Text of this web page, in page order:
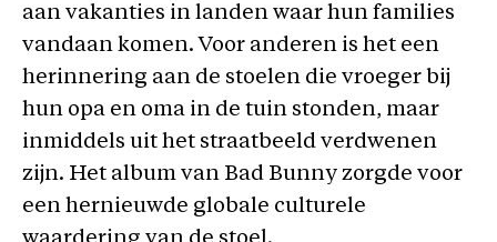
aan vakanties in landen waar hun families
vandaan komen. Voor anderen is het een
herinnering aan de stoelen die vroeger bij
hun opa en oma in de tuin stonden, maar
inmiddels uit het straatbeeld verdwenen
zijn. Het album van Bad Bunny zorgde voor
een hernieuwde globale culturele